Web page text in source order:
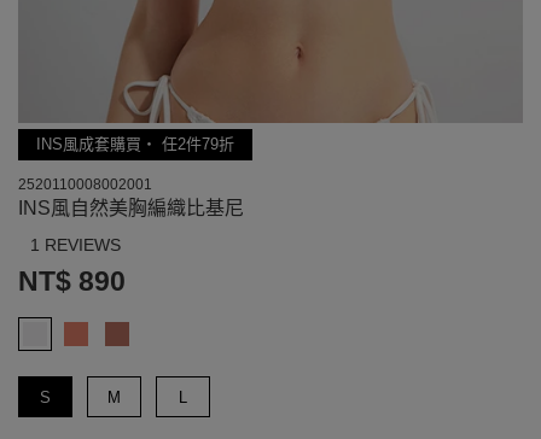
INS風成套購買‧ 任2件79折
2520110008002001
INS風自然美胸編織比基尼
1 REVIEWS
NT$ 890
S M L